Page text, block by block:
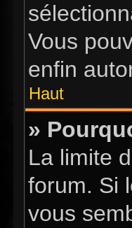
Vous
enfin
Haut
»
La limite
forum. Si
vous